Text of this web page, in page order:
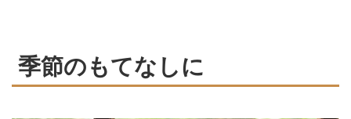
季節のもてなしに